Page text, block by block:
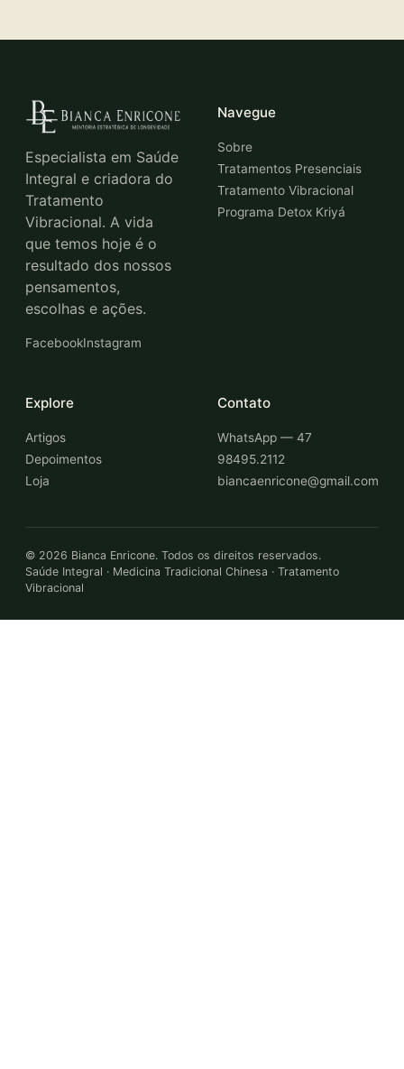
Especialista em Saúde
Integral e criadora do
Tratamento
Vibracional. A vida
que temos hoje é o
resultado dos nossos
pensamentos,
escolhas e ações.
FacebookInstagram
Navegue
Sobre
Tratamentos Presenciais
Tratamento Vibracional
Programa Detox Kriyá
Explore
Artigos
Depoimentos
Loja
Contato
WhatsApp — 47
98495.2112
biancaenricone@gmail.com
© 2026 Bianca Enricone. Todos os direitos reservados.
Saúde Integral · Medicina Tradicional Chinesa · Tratamento
Vibracional